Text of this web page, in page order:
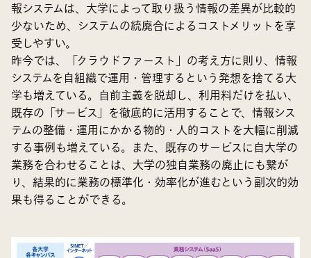
報システムは、大学によって取り扱う情報の差異が比較的
少ないため、システムの統廃合によるコストメリットを享
受しやすい。
昨今では、「クラウドファースト」の考え方に則り、情報
システムを自組織で運用・管理するという発想を捨てる大
学も増えている。自前主義を脱却し、利用料だけを払い、
既存の「サービス」を徹底的に活用することで、情報シス
テムの整備・運用にかかる物的・人的コストを大幅に削減
する事例も増えている。また、既存のサービスに自大学の
業務を合わせることは、大学の独自業務の廃止にも繋が
り、結果的に業務の標準化・効率化が進むという副次的効
果も得ることができる。